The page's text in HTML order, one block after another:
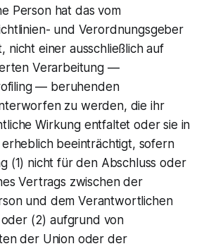
Person hat das vom
und Verordnungsgeber
nicht einer ausschließlich auf
Verarbeitung —
— beruhenden
zu werden, die ihr
Wirkung entfaltet oder sie in
erheblich beeinträchtigt, sofern
(1) nicht für den Abschluss oder
Vertrags zwischen der
und dem Verantwortlichen
(2) aufgrund von
der Union oder der